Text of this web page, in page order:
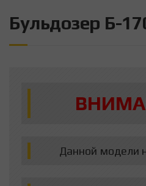
Бульдозер Б-
Данной модели